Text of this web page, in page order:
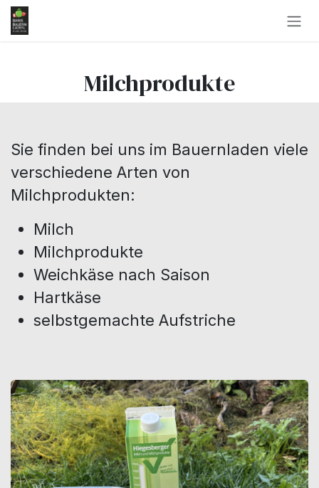
Zum Inhalt springen
Milchprodukte
Sie finden bei uns im Bauernladen viele
verschiedene Arten von
Milchprodukten:
Milch
Milchprodukte
Weichkäse nach Saison
Hartkäse
selbstgemachte Aufstriche